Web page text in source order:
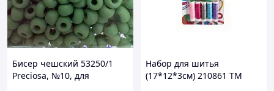
Бисер чешский 53250/1
Preciosa, №10, для
Набор для шитья
(17*12*3см) 210861 ТМ